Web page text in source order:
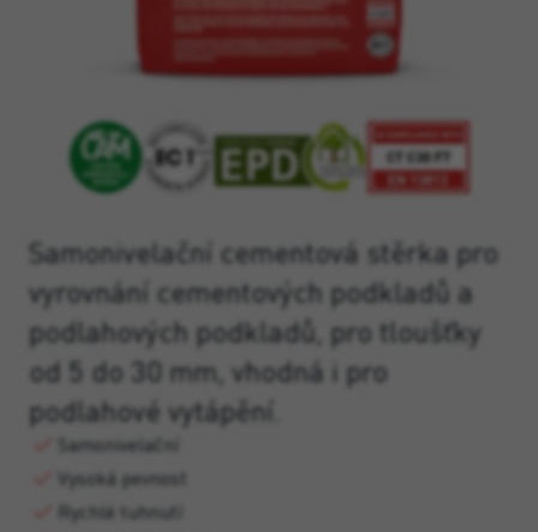
Samonivelační cementová stěrka pro
vyrovnání cementových podkladů a
podlahových podkladů, pro tloušťky
od 5 do 30 mm, vhodná i pro
podlahové vytápění.
Samonivelační
Vysoká pevnost
Rychlé tuhnutí